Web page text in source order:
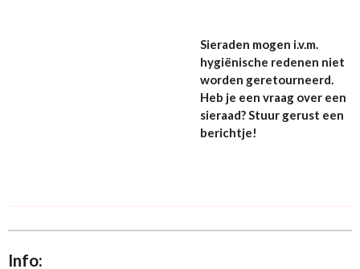
Sieraden mogen i.v.m.
hygiënische redenen niet
worden geretourneerd.
Heb je een vraag over een
sieraad? Stuur gerust een
berichtje!
Info: